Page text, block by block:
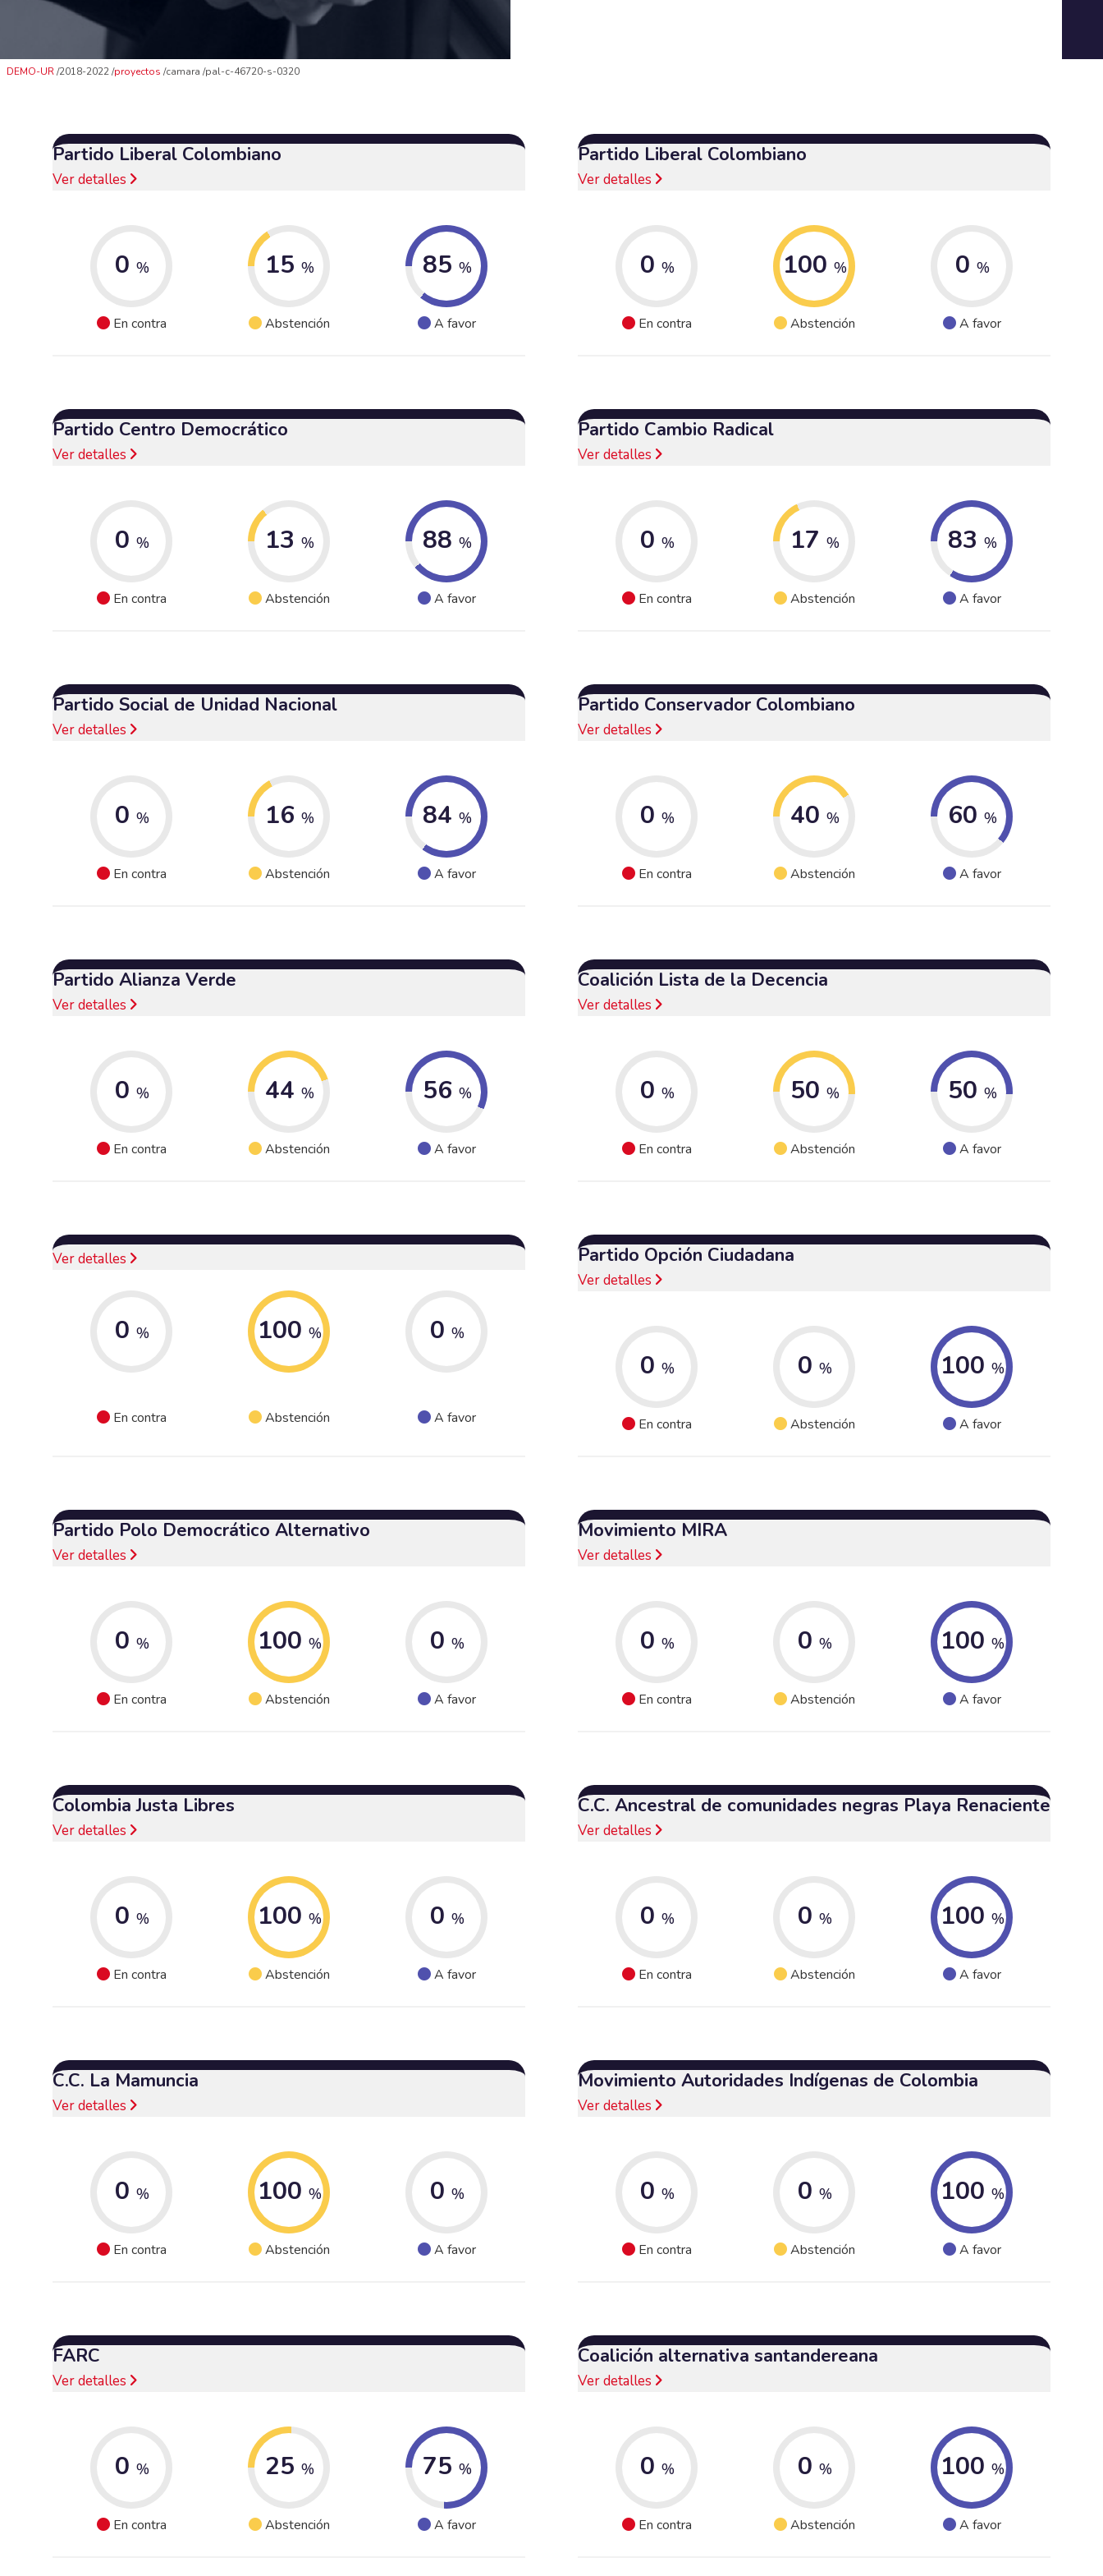
DEMO-UR 2018-2022 proyectos camara pal-c-46720-s-0320
Partido Liberal Colombiano
Ver detalles
0 %
En contra
15 %
Abstención
85 %
A favor
Partido Liberal Colombiano
Ver detalles
0 %
En contra
100 %
Abstención
0 %
A favor
Partido Centro Democrático
Ver detalles
0 %
En contra
13 %
Abstención
88 %
A favor
Partido Cambio Radical
Ver detalles
0 %
En contra
17 %
Abstención
83 %
A favor
Partido Social de Unidad Nacional
Ver detalles
0 %
En contra
16 %
Abstención
84 %
A favor
Partido Conservador Colombiano
Ver detalles
0 %
En contra
40 %
Abstención
60 %
A favor
Partido Alianza Verde
Ver detalles
0 %
En contra
44 %
Abstención
56 %
A favor
Coalición Lista de la Decencia
Ver detalles
0 %
En contra
50 %
Abstención
50 %
A favor
Ver detalles
0 %
En contra
100 %
Abstención
0 %
A favor
Partido Opción Ciudadana
Ver detalles
0 %
En contra
0 %
Abstención
100 %
A favor
Partido Polo Democrático Alternativo
Ver detalles
0 %
En contra
100 %
Abstención
0 %
A favor
Movimiento MIRA
Ver detalles
0 %
En contra
0 %
Abstención
100 %
A favor
Colombia Justa Libres
Ver detalles
0 %
En contra
100 %
Abstención
0 %
A favor
C.C. Ancestral de comunidades negras Playa Renaciente
Ver detalles
0 %
En contra
0 %
Abstención
100 %
A favor
C.C. La Mamuncia
Ver detalles
0 %
En contra
100 %
Abstención
0 %
A favor
Movimiento Autoridades Indígenas de Colombia
Ver detalles
0 %
En contra
0 %
Abstención
100 %
A favor
FARC
Ver detalles
0 %
En contra
25 %
Abstención
75 %
A favor
Coalición alternativa santandereana
Ver detalles
0 %
En contra
0 %
Abstención
100 %
A favor